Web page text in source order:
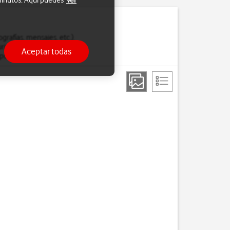
cada vez que
determinado.
Aceptar todas